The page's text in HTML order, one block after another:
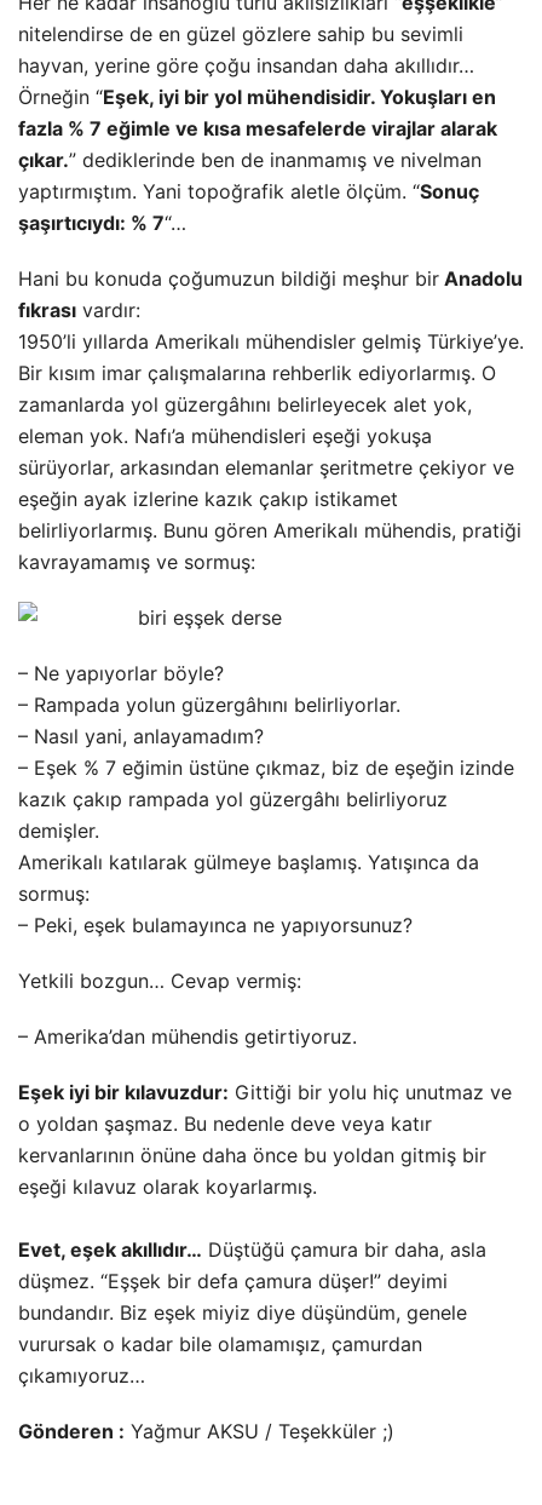
nitelendirse de en güzel gözlere sahip bu sevimli
hayvan, yerine göre çoğu insandan daha akıllıdır…
Örneğin “Eşek, iyi bir yol mühendisidir. Yokuşları en
fazla % 7 eğimle ve kısa mesafelerde virajlar alarak
çıkar.” dediklerinde ben de inanmamış ve nivelman
yaptırmıştım. Yani topoğrafik aletle ölçüm. “Sonuç
şaşırtıcıydı: % 7“…
Hani bu konuda çoğumuzun bildiği meşhur bir Anadolu
fıkrası vardır:
1950’li yıllarda Amerikalı mühendisler gelmiş Türkiye’ye.
Bir kısım imar çalışmalarına rehberlik ediyorlarmış. O
zamanlarda yol güzergâhını belirleyecek alet yok,
eleman yok. Nafı’a mühendisleri eşeği yokuşa
sürüyorlar, arkasından elemanlar şeritmetre çekiyor ve
eşeğin ayak izlerine kazık çakıp istikamet
belirliyorlarmış. Bunu gören Amerikalı mühendis, pratiği
kavrayamamış ve sormuş:
– Ne yapıyorlar böyle?
– Rampada yolun güzergâhını belirliyorlar.
– Nasıl yani, anlayamadım?
– Eşek % 7 eğimin üstüne çıkmaz, biz de eşeğin izinde
kazık çakıp rampada yol güzergâhı belirliyoruz
demişler.
Amerikalı katılarak gülmeye başlamış. Yatışınca da
sormuş:
– Peki, eşek bulamayınca ne yapıyorsunuz?
Yetkili bozgun… Cevap vermiş:
– Amerika’dan mühendis getirtiyoruz.
Eşek iyi bir kılavuzdur: Gittiği bir yolu hiç unutmaz ve
o yoldan şaşmaz. Bu nedenle deve veya katır
kervanlarının önüne daha önce bu yoldan gitmiş bir
eşeği kılavuz olarak koyarlarmış.
Evet, eşek akıllıdır… Düştüğü çamura bir daha, asla
düşmez. “Eşşek bir defa çamura düşer!” deyimi
bundandır. Biz eşek miyiz diye düşündüm, genele
vurursak o kadar bile olamamışız, çamurdan
çıkamıyoruz…
Gönderen : Yağmur AKSU / Teşekküler ;)